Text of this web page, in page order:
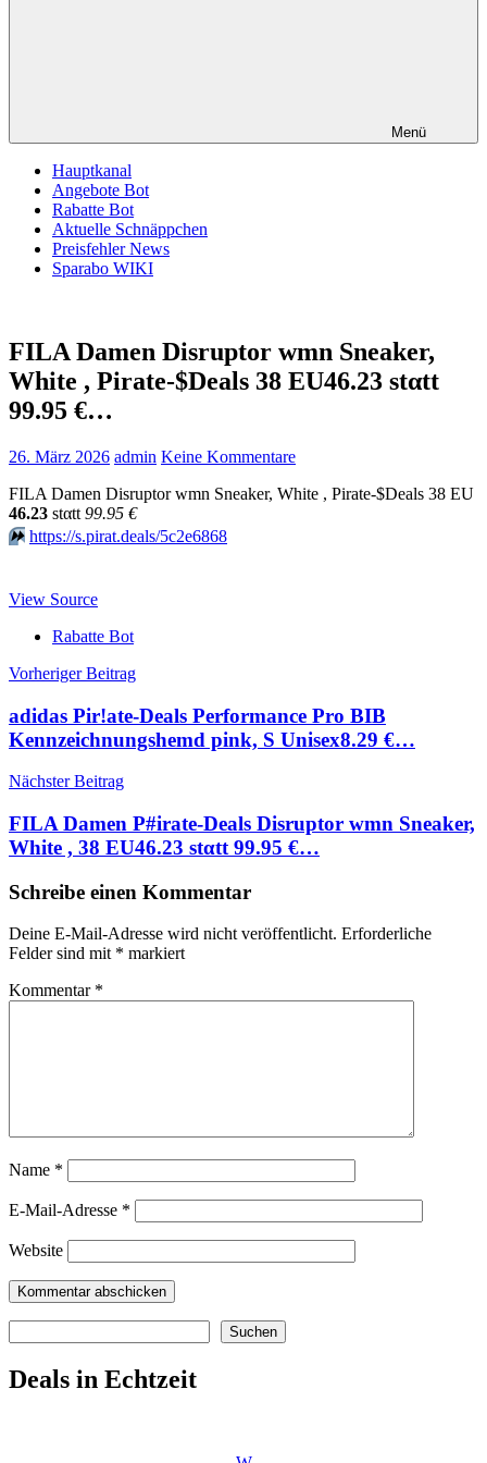
Menü
Hauptkanal
Angebote Bot
Rabatte Bot
Aktuelle Schnäppchen
Preisfehler News
Sparabo WIKI
FILA Damen Disruptor wmn Sneaker,
White , Pirate-$Deals 38 EU46.23 stαtt
99.95 €…
26. März 2026 admin Keine Kommentare
FILA Damen Disruptor wmn Sneaker, White , Pirate-$Deals 38 EU
46.23 stαtt 99.95 €
⏩️ https://s.pirat.deals/5c2e6868
View Source
Rabatte Bot
Beitragsnavigation
Vorheriger Beitrag
adidas Pir!ate-Deals Performance Pro BIB
Kennzeichnungshemd pink, S Unisex8.29 €…
Nächster Beitrag
FILA Damen P#irate-Deals Disruptor wmn Sneaker,
White , 38 EU46.23 stαtt 99.95 €…
Schreibe einen Kommentar
Deine E-Mail-Adresse wird nicht veröffentlicht. Erforderliche
Felder sind mit * markiert
Kommentar *
Name *
E-Mail-Adresse *
Website
Suchen
Deals in Echtzeit